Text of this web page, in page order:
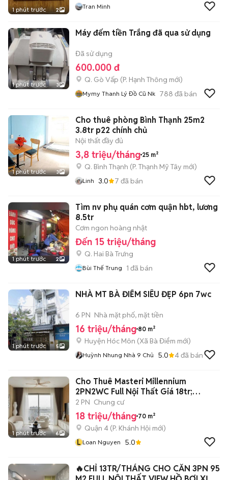
1 phút trước 2 Tran Minh
1 phút trước 3
Máy đếm tiền Trắng đã qua sử dụng
Đã sử dụng
600.000 đ
Q. Gò Vấp (P. Hạnh Thông mới)
Mymy Thanh Lý Đồ Cũ Nk 788 đã bán
1 phút trước 3
Cho thuê phòng Bình Thạnh 25m2
3.8tr p22 chính chủ
Nội thất đầy đủ
3,8 triệu/tháng 25 m²
Q. Bình Thạnh (P. Thạnh Mỹ Tây mới)
Linh 3.0 7 đã bán
1 phút trước 2
Tìm nv phụ quán cơm quận hbt, lương
8.5tr
Cơm ngon hoàng nhật
Đến 15 triệu/tháng
Q. Hai Bà Trưng
Bùi Thế Trung 1 đã bán
1 phút trước 5
NHÀ MT BÀ ĐIỂM SIÊU ĐẸP 6pn 7wc
6 PN Nhà mặt phố, mặt tiền
16 triệu/tháng 80 m²
Huyện Hóc Môn (Xã Bà Điểm mới)
Huỳnh Nhung Nhà 9 Chủ 5.0 4đã bán
1 phút trước 6
Cho Thuê Masteri Millennium
2PN2WC Full Nội Thất Giá 18tr;
dt:74m2
2 PN Chung cư
18 triệu/tháng 70 m²
Quận 4 (P. Khánh Hội mới)
L Loan Nguyen 5.0
🔥CHỈ 13TR/THÁNG CHO CĂN 3PN 95